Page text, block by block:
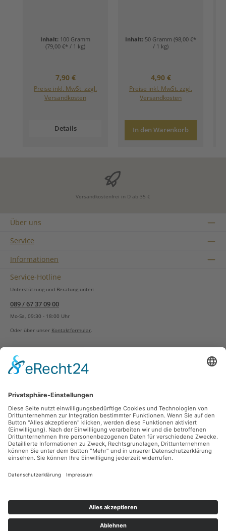
Inhalt: 100 Gramm
(79,00 €* / 1 kg)
Regulärer Preis:
7,90 €
Preise inkl. MwSt. zzgl.
Versandkosten
Details
Inhalt: 50 Gramm (98,00 €*
/ 1 kg)
Regulärer Preis:
4,90 €
Preise inkl. MwSt. zzgl.
Versandkosten
In den Warenkorb
Versandkostenfrei in D ab 35 €
Über uns
Service
Informationen
Service-Hotline
Unterstützung und Beratung unter:
089 / 67 37 09 00
Mo-Sa, 09:30 - 18:00 Uhr
Oder über unser Kontaktformular
Vertrag widerrufen
Zahlungsarten
Sicher Einkaufen
Ladengeschäft
Newsletter
Facebook Instagram